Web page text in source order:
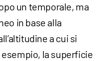
un temporale, ma
in base alla
a cui si
esempio, la superficie